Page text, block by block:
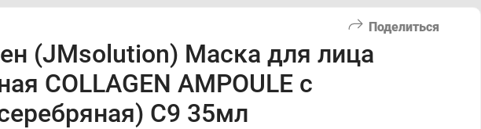
Поделиться
(JMsolution) Маска для лица
COLLAGEN AMPOULE с
С9 35мл